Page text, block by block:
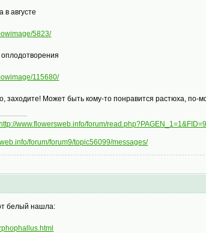
в августе
5823/
оплодотворения
115680/
заходите! Может быть кому-то понравится растюха, по-
http://www.flowersweb.info/forum/
forum/forum9/topic56099/messages/
белый нашла: